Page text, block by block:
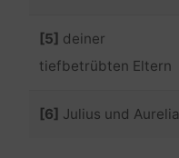
[5] deiner
tiefbetrübten Eltern
[6] Julius und Aurelia